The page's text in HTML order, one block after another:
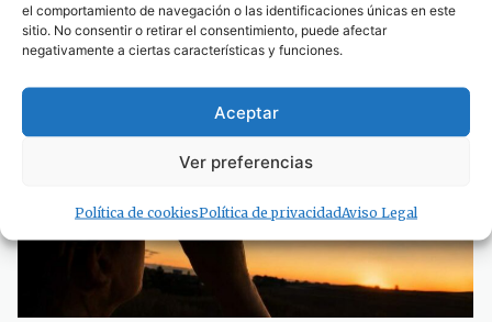
el comportamiento de navegación o las identificaciones únicas en este
sitio. No consentir o retirar el consentimiento, puede afectar
negativamente a ciertas características y funciones.
Aceptar
Ver preferencias
Política de cookiesPolítica de privacidadAviso Legal